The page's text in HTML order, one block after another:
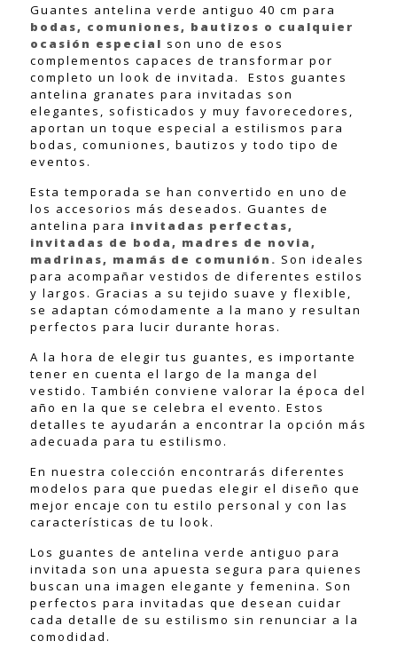
Guantes antelina verde antiguo 40 cm para
bodas, comuniones, bautizos o cualquier
ocasión especial son uno de esos
complementos capaces de transformar por
completo un look de invitada. Estos guantes
antelina granates para invitadas son
elegantes, sofisticados y muy favorecedores,
aportan un toque especial a estilismos para
bodas, comuniones, bautizos y todo tipo de
eventos.
Esta temporada se han convertido en uno de
los accesorios más deseados. Guantes de
antelina para invitadas perfectas,
invitadas de boda, madres de novia,
madrinas, mamás de comunión. Son ideales
para acompañar vestidos de diferentes estilos
y largos. Gracias a su tejido suave y flexible,
se adaptan cómodamente a la mano y resultan
perfectos para lucir durante horas.
A la hora de elegir tus guantes, es importante
tener en cuenta el largo de la manga del
vestido. También conviene valorar la época del
año en la que se celebra el evento. Estos
detalles te ayudarán a encontrar la opción más
adecuada para tu estilismo.
En nuestra colección encontrarás diferentes
modelos para que puedas elegir el diseño que
mejor encaje con tu estilo personal y con las
características de tu look.
Los guantes de antelina verde antiguo para
invitada son una apuesta segura para quienes
buscan una imagen elegante y femenina. Son
perfectos para invitadas que desean cuidar
cada detalle de su estilismo sin renunciar a la
comodidad.